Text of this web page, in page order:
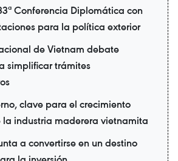
Conferencia Diplomática con
para la política exterior
de Vietnam debate
simplificar trámites
clave para el crecimiento
la industria maderera vietnamita
a convertirse en un destino